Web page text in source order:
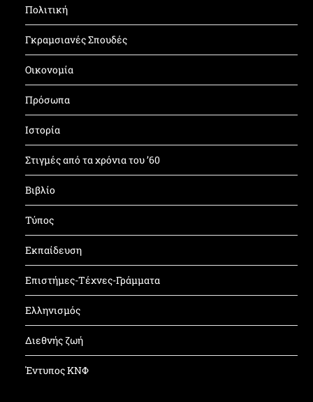
Πολιτική
Γκραμσιανές Σπουδές
Οικονομία
Πρόσωπα
Ιστορία
Στιγμές από τα χρόνια του ’60
Βιβλίο
Τύπος
Εκπαίδευση
Επιστήμες-Τέχνες-Γράμματα
Ελληνισμός
Διεθνής ζωή
Έντυπος ΚΝΦ